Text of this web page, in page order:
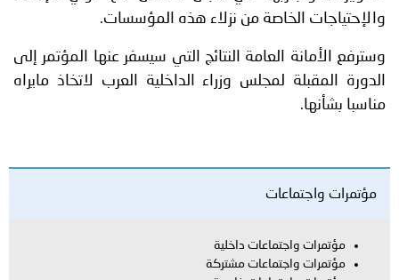
والإحتياجات الخاصة من نزلاء هذه المؤسسات.
وسترفع الأمانة العامة النتائج التي سيسفر عنها المؤتمر إلى
الدورة المقبلة لمجلس وزراء الداخلية العرب لاتخاذ مايراه
مناسبا بشأنها.
مؤتمرات واجتماعات
مؤتمرات واجتماعات داخلية
مؤتمرات واجتماعات مشتركة